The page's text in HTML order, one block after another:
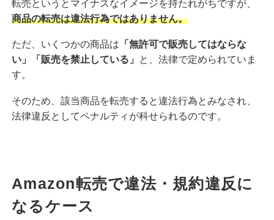
転売というとマイナスなイメージを持たれがちですが、
商品の転売は違法行為ではありません。
ただ、いくつかの商品は 「無許可で販売してはならな
い」「販売を禁止している」
と、法律で定められていま
す。
そのため、該当商品を転売すると違法行為とみなされ、
法律違反としてペナルティが科せられるのです。
Amazon転売で違法・規約違反に
なるケース